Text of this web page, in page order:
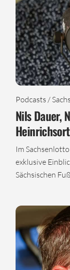
Podcasts /
Nils Dauer,
Im
exklusive
Sächsischen